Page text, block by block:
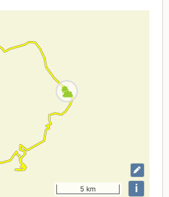
5 km i